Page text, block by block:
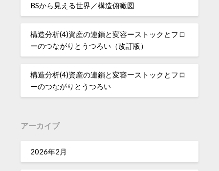
BSから見える世界／構造俯瞰図
構造分析(4)資産の連鎖と変容ーストックとフロ
ーのつながりとうつろい（改訂版）
構造分析(4)資産の連鎖と変容ーストックとフロ
ーのつながりとうつろい
アーカイブ
2026年2月